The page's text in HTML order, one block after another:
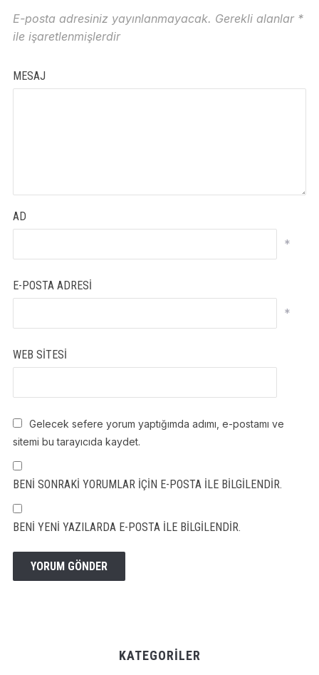
E-posta adresiniz yayınlanmayacak. Gerekli alanlar *
ile işaretlenmişlerdir
MESAJ
AD
*
E-POSTA ADRESI
*
WEB SITESI
Gelecek sefere yorum yaptığımda adımı, e-postamı ve
sitemi bu tarayıcıda kaydet.
BENI SONRAKI YORUMLAR IÇIN E-POSTA ILE BILGILENDIR.
BENI YENI YAZILARDA E-POSTA ILE BILGILENDIR.
KATEGORILER